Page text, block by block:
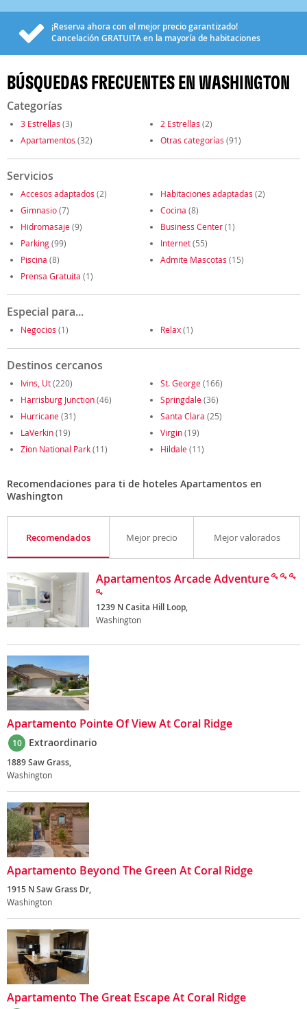
¡Reserva ahora con el mejor precio garantizado!
Cancelación GRATUITAen la mayoría de habitaciones
BÚSQUEDAS FRECUENTES EN WASHINGTON
Categorías
3 Estrellas (3) 2 Estrellas (2)
Apartamentos (32) Otras categorías (91)
Servicios
Accesos adaptados (2) Habitaciones adaptadas (2)
Gimnasio(7) Cocina (8)
Hidromasaje(9) Business Center(1)
Parking(99) Internet(55)
Piscina (8) Admite Mascotas (15)
Prensa Gratuita (1)
Especial para...
Negocios (1) Relax(1)
Destinos cercanos
Ivins, Ut(220) St. George(166)
Harrisburg Junction(46) Springdale(36)
Hurricane(31) Santa Clara (25)
LaVerkin(19) Virgin(19)
Zion National Park(11) Hildale(11)
Recomendaciones para ti de hoteles Apartamentos en
Washington
Recomendados Mejor precio Mejor valorados
Apartamentos Arcade Adventure
1239 N Casita Hill Loop,
Washington
Apartamento Pointe Of View At Coral Ridge
10 Extraordinario
1889 Saw Grass,
Washington
Apartamento Beyond The Green At Coral Ridge
1915 N Saw Grass Dr,
Washington
Apartamento The Great Escape At Coral Ridge